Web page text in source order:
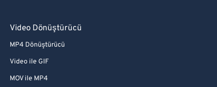
Video Dönüştürücü
MP4 Dönüştürücü
Video ile GIF
MOV ile MP4